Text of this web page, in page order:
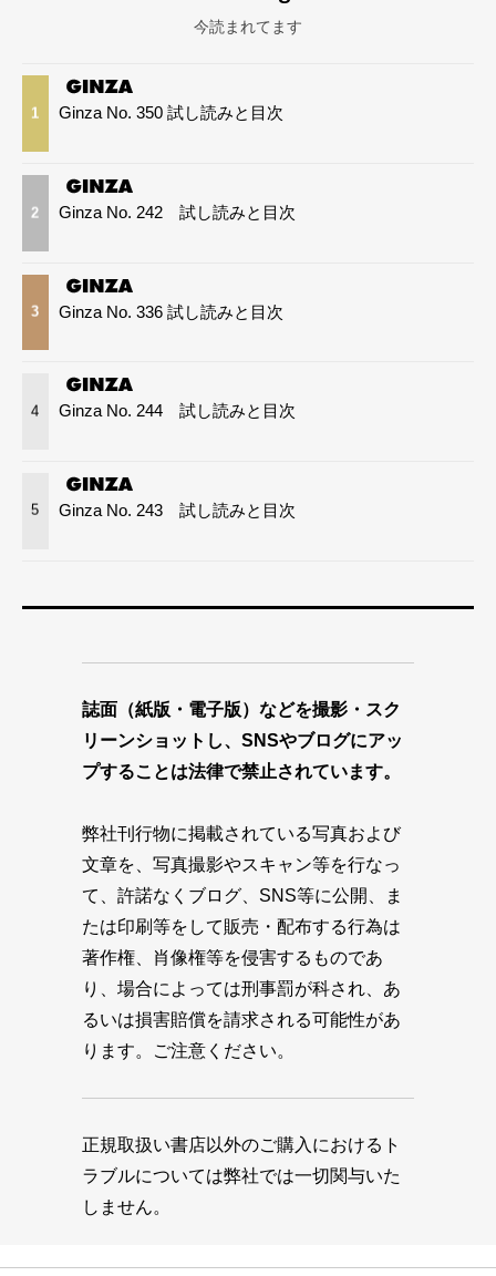
今読まれてます
1 Ginza No. 350 試し読みと目次
2 Ginza No. 242 試し読みと目次
3 Ginza No. 336 試し読みと目次
4 Ginza No. 244 試し読みと目次
5 Ginza No. 243 試し読みと目次
誌面（紙版・電子版）などを撮影・スク
リーンショットし、SNSやブログにアッ
プすることは法律で禁止されています。
弊社刊行物に掲載されている写真および
文章を、写真撮影やスキャン等を行なっ
て、許諾なくブログ、SNS等に公開、ま
たは印刷等をして販売・配布する行為は
著作権、肖像権等を侵害するものであ
り、場合によっては刑事罰が科され、あ
るいは損害賠償を請求される可能性があ
ります。ご注意ください。
正規取扱い書店以外のご購入におけるト
ラブルについては弊社では一切関与いた
しません。